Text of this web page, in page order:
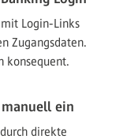
Login-Links
Zugangsdaten.
konsequent.
manuell ein
direkte